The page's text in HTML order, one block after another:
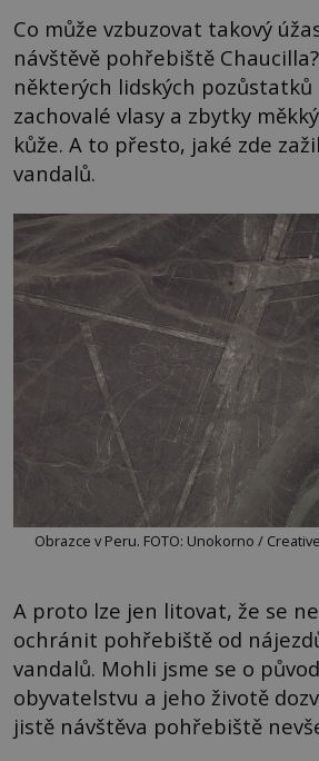
Co může vzbuzovat takový
návštěvě pohřebiště
některých lidských pozůstatků
zachovalé vlasy a zbytky
kůže. A to přesto, jaké zde
vandalů.
Obrazce v Peru. FOTO: Unokorno /
A proto lze jen litovat, že se
ochránit pohřebiště od
vandalů. Mohli jsme se o
obyvatelstvu a jeho životě
jistě návštěva pohřebiště